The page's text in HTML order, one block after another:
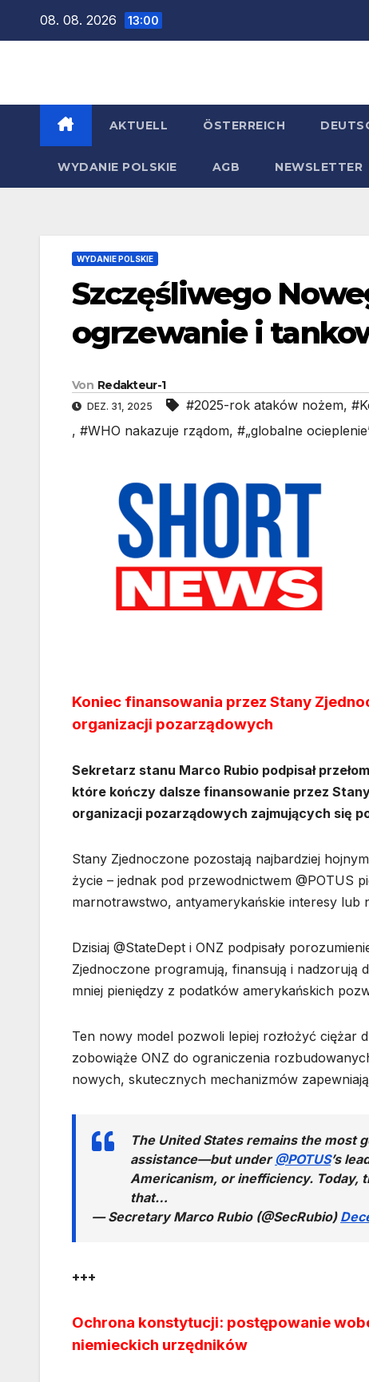
08. 08. 2026 13:00
AKTUELL ÖSTERREICH
WYDANIE POLSKIE AGB NEWSLETTER
WYDANIE POLSKIE
Szczęśliwego
ogrzewanie i
Von Redakteur-1
DEZ. 31, 2025 #2025-rok ataków nożem,
, #WHO nakazuje rządom, #„globalne
Koniec finansowania przez Stany
organizacji pozarządowych
Sekretarz stanu Marco Rubio podpisał
które kończy dalsze finansowanie przez
organizacji pozarządowych zajmujących się
Stany Zjednoczone pozostają najbardziej
życie – jednak pod przewodnictwem @POTUS
marnotrawstwo, antyamerykańskie interesy lub
Dzisiaj @StateDept i ONZ podpisały
Zjednoczone programują, finansują i nadzorują
mniej pieniędzy z podatków amerykańskich
Ten nowy model pozwoli lepiej rozłożyć ciężar
zobowiąże ONZ do ograniczenia
nowych, skutecznych mechanizmów
The United States remains the most
assistance—but under@POTUS’s
Americanism, or inefficiency. Today,
that…
— Secretary Marco Rubio (@SecRubio)
+++
Ochrona konstytucji: postępowanie
niemieckich urzędników